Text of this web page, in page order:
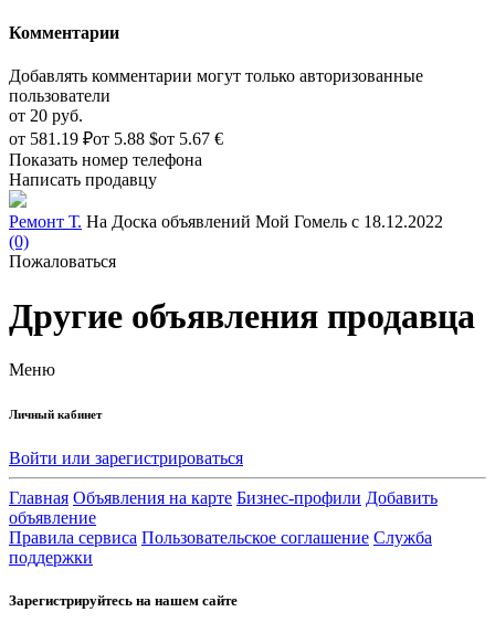
Комментарии
Добавлять комментарии могут только авторизованные
пользователи
от 20 руб.
от 581.19 ₽от 5.88 $от 5.67 €
Показать номер телефона
Написать продавцу
Ремонт Т. На Доска объявлений Мой Гомель с 18.12.2022
(0)
Пожаловаться
Другие объявления продавца
Меню
Личный кабинет
Войти или зарегистрироваться
Главная Объявления на карте Бизнес-профили Добавить
объявление
Правила сервиса Пользовательское соглашение Служба
поддержки
Зарегистрируйтесь на нашем сайте